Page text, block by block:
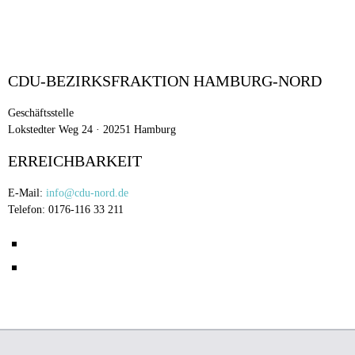
CDU-BEZIRKSFRAKTION HAMBURG-NORD
Geschäftsstelle
Lokstedter Weg 24 · 20251 Hamburg
ERREICHBARKEIT
E-Mail: info@cdu-nord.de
Telefon: 0176-116 33 211